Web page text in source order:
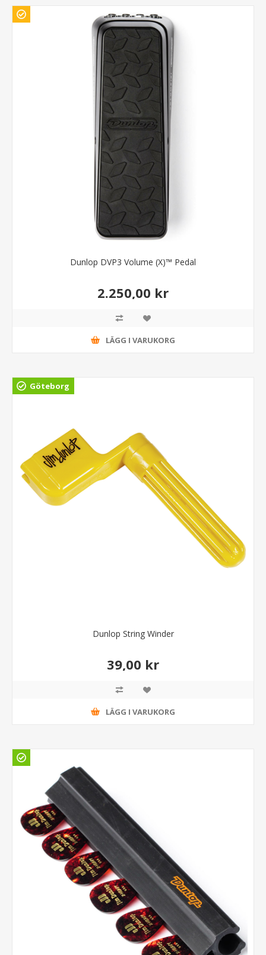
Dunlop DVP3 Volume (X)™ Pedal
2.250,00 kr
LÄGG I VARUKORG
Göteborg
Dunlop String Winder
39,00 kr
LÄGG I VARUKORG